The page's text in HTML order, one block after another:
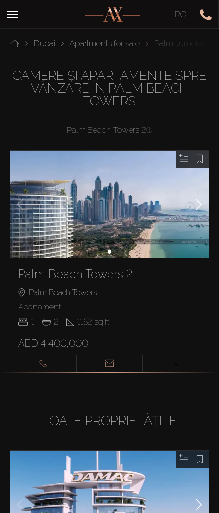
RO
Dubai Apartments for sale Palm Jumeirah
CAMERE ȘI APARTAMENTE SPRE
VÂNZARE ÎN PALM BEACH
TOWERS
Palm Beach Towers 2(1)
Palm Beach Towers 2
Palm Beach Towers
Apartament
1
2 1152 sq.ft
AED 4,400,000
TOATE PROPRIETĂȚILE